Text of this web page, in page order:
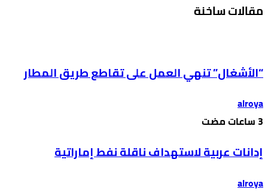
مقالات ساخنة
“الأشغال” تنهي العمل على تقاطع طريق المطار
alroya
إدانات عربية لاستهداف ناقلة نفط إماراتية
alroya